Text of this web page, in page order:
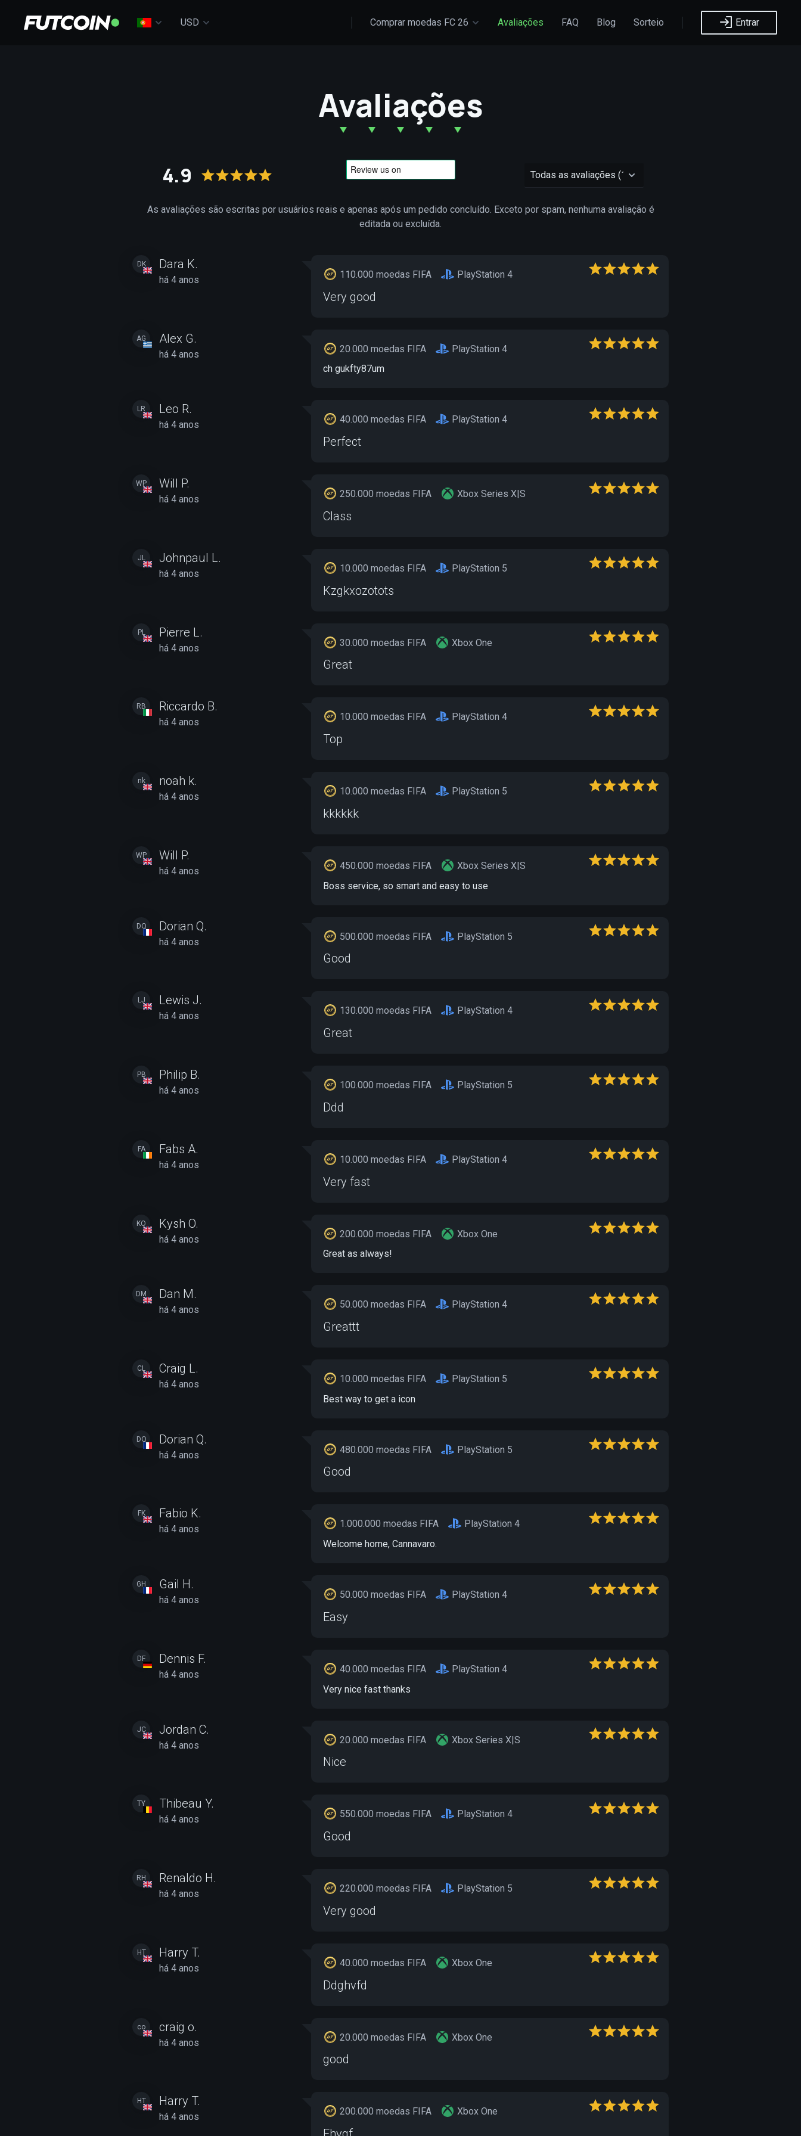
USD Comprar moedas FC 26 Avaliações FAQ Blog Sorteio Entrar
Avaliações
4.9
As avaliações são escritas por usuários reais e apenas após um pedido concluído. Exceto por spam, nenhuma avaliação é
editada ou excluída.
DK Dara K.
há 4 anos 110.000 moedas FIFA PlayStation 4
Very good
AG Alex G.
há 4 anos 20.000 moedas FIFA
PlayStation 4
ch gukfty87um
LR Leo R.
há 4 anos 40.000 moedas FIFA PlayStation 4
Perfect
WP Will P.
há 4 anos 250.000 moedas FIFA Xbox Series X|S
Class
JL Johnpaul L.
há 4 anos 10.000 moedas FIFA PlayStation 5
Kzgkxozotots
PL Pierre L.
há 4 anos 30.000 moedas FIFA Xbox One
Great
RB Riccardo B.
há 4 anos 10.000 moedas FIFA PlayStation 4
Top
nk noah k.
há 4 anos 10.000 moedas FIFA PlayStation 5
kkkkkk
WP Will P.
há 4 anos 450.000 moedas FIFA
Xbox Series X|S
Boss service, so smart and easy to use
DQ Dorian Q.
há 4 anos 500.000 moedas FIFA PlayStation 5
Good
LJ Lewis J.
há 4 anos 130.000 moedas FIFA PlayStation 4
Great
PB Philip B.
há 4 anos 100.000 moedas FIFA PlayStation 5
Ddd
FA Fabs A.
há 4 anos 10.000 moedas FIFA PlayStation 4
Very fast
KO Kysh O.
há 4 anos 200.000 moedas FIFA
Xbox One
Great as always!
DM Dan M.
há 4 anos 50.000 moedas FIFA PlayStation 4
Greattt
CL Craig L.
há 4 anos 10.000 moedas FIFA
PlayStation 5
Best way to get a icon
DQ Dorian Q.
há 4 anos 480.000 moedas FIFA PlayStation 5
Good
FK Fabio K.
há 4 anos 1.000.000 moedas FIFA
PlayStation 4
Welcome home, Cannavaro.
GH Gail H.
há 4 anos 50.000 moedas FIFA PlayStation 4
Easy
DF Dennis F.
há 4 anos 40.000 moedas FIFA
PlayStation 4
Very nice fast thanks
JC Jordan C.
há 4 anos 20.000 moedas FIFA Xbox Series X|S
Nice
TY Thibeau Y.
há 4 anos 550.000 moedas FIFA PlayStation 4
Good
RH Renaldo H.
há 4 anos 220.000 moedas FIFA PlayStation 5
Very good
HT Harry T.
há 4 anos 40.000 moedas FIFA Xbox One
Ddghvfd
co craig o.
há 4 anos 20.000 moedas FIFA Xbox One
good
HT Harry T.
há 4 anos 200.000 moedas FIFA Xbox One